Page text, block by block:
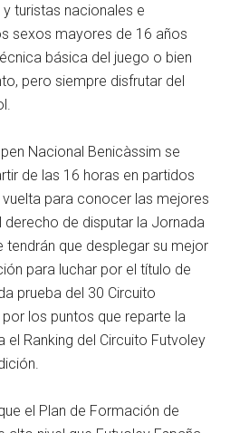
turistas nacionales e
sexos mayores de 16 años
básica del juego o bien
pero siempre disfrutar del
Nacional Benicàssim se
de las 16 horas en partidos
para conocer las mejores
derecho de disputar la Jornada
tendrán que desplegar su mejor
para luchar por el título de
prueba del 30 Circuito
los puntos que reparte la
el Ranking del Circuito Futvoley
el Plan de Formación de